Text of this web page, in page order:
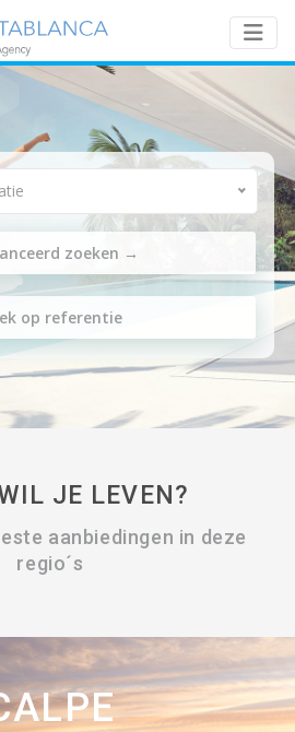
zoeken →
op referentie
JE LEVEN?
aanbiedingen in deze
regio´s